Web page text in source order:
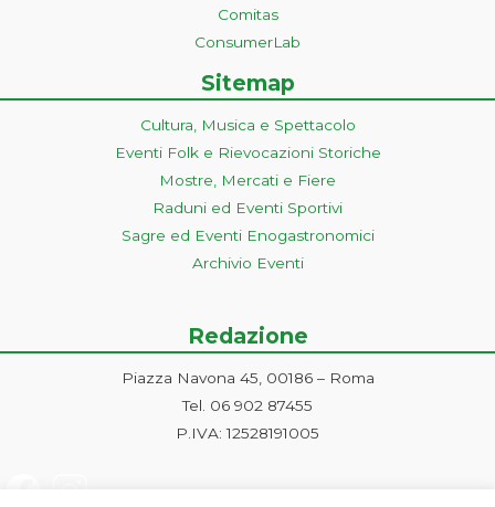
Comitas
ConsumerLab
Sitemap
Cultura, Musica e Spettacolo
Eventi Folk e Rievocazioni Storiche
Mostre, Mercati e Fiere
Raduni ed Eventi Sportivi
Sagre ed Eventi Enogastronomici
Archivio Eventi
Redazione
Piazza Navona 45, 00186 – Roma
Tel. 06 902 87455
P.IVA: 12528191005